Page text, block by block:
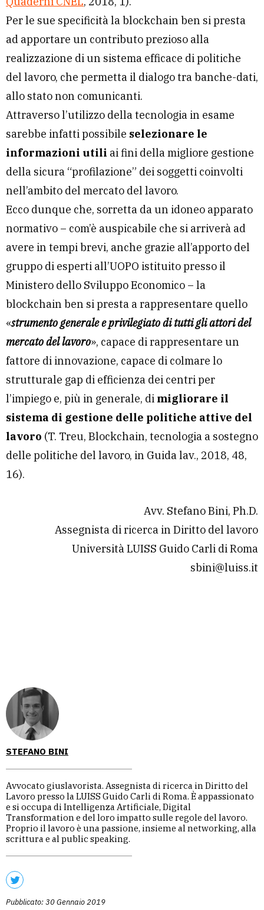
STEFANO BINI
Avvocato giuslavorista. Assegnista di ricerca in Diritto del
Lavoro presso la LUISS Guido Carli di Roma. È appassionato
e si occupa di Intelligenza Artificiale, Digital
Transformation e del loro impatto sulle regole del lavoro.
Proprio il lavoro è una passione, insieme al networking, alla
scrittura e al public speaking.
Pubblicato: 30 Gennaio 2019
Per le sue specificità la blockchain ben si presta
ad apportare un contributo prezioso alla
realizzazione di un sistema efficace di politiche
del lavoro, che permetta il dialogo tra banche-dati,
allo stato non comunicanti.
Attraverso l’utilizzo della tecnologia in esame
sarebbe infatti possibile selezionare le
informazioni utili ai fini della migliore gestione
della sicura “profilazione” dei soggetti coinvolti
nell’ambito del mercato del lavoro.
Ecco dunque che, sorretta da un idoneo apparato
normativo – com’è auspicabile che si arriverà ad
avere in tempi brevi, anche grazie all’apporto del
gruppo di esperti all’UOPO istituito presso il
Ministero dello Sviluppo Economico – la
blockchain ben si presta a rappresentare quello
«strumento generale e privilegiato di tutti gli attori del
mercato del lavoro», capace di rappresentare un
fattore di innovazione, capace di colmare lo
strutturale gap di efficienza dei centri per
l’impiego e, più in generale, di migliorare il
sistema di gestione delle politiche attive del
lavoro (T. Treu, Blockchain, tecnologia a sostegno
delle politiche del lavoro, in Guida lav., 2018, 48,
16).
Avv. Stefano Bini, Ph.D.
Assegnista di ricerca in Diritto del lavoro
Università LUISS Guido Carli di Roma
sbini@luiss.it